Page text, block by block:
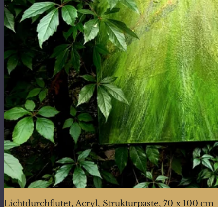
Lichtdurchflutet, Acryl, Strukturpaste, 70 x 100 cm